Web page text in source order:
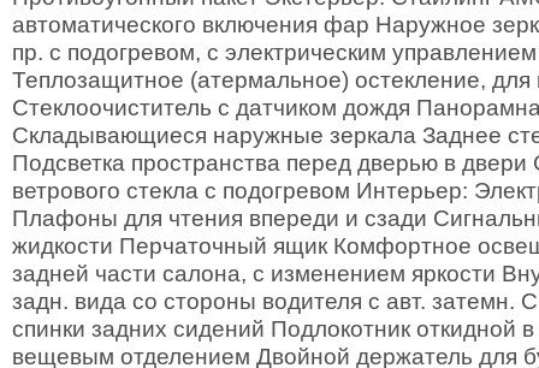
автоматического включения фар Наружное
пр. с подогревом, с электрическим
Теплозащитное (атермальное) остекление, для
Стеклоочиститель с датчиком дождя
Складывающиеся наружные зеркала Заднее
Подсветка пространства перед дверью в
ветрового стекла с подогревом Интерьер:
Плафоны для чтения впереди и сзади
жидкости Перчаточный ящик Комфортное
задней части салона, с изменением яркости
задн. вида со стороны водителя с авт. затемн.
спинки задних сидений Подлокотник откидной
вещевым отделением Двойной держатель для